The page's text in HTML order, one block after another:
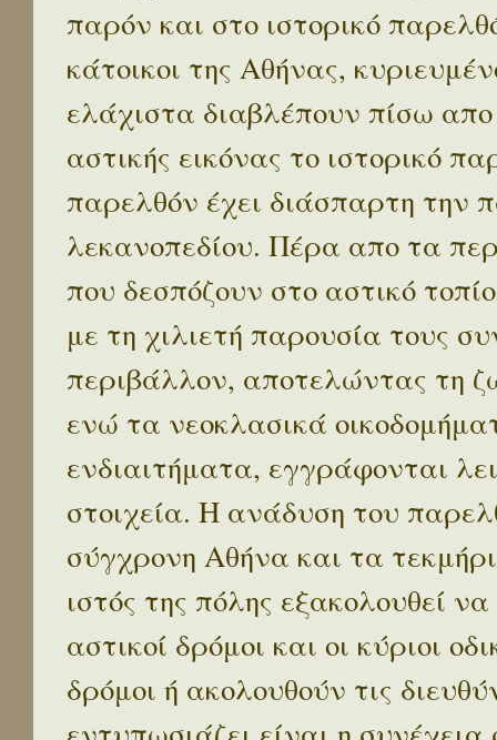
παρόν και στο ιστορικό
κάτοικοι της Αθήνας,
ελάχιστα διαβλέπουν πίσω
αστικής εικόνας το ιστορικό
παρελθόν έχει διάσπαρτη την
λεκανοπεδίου. Πέρα απο τα
που δεσπόζουν στο αστικό
με τη χιλιετή παρουσία τους
περιβάλλον, αποτελώντας τη
ενώ τα νεοκλασικά
ενδιαιτήματα, εγγράφονται
στοιχεία. Η ανάδυση του
σύγχρονη Αθήνα και τα
ιστός της πόλης εξακολουθεί
αστικοί δρόμοι και οι κύριοι
δρόμοι ή ακολουθούν τις